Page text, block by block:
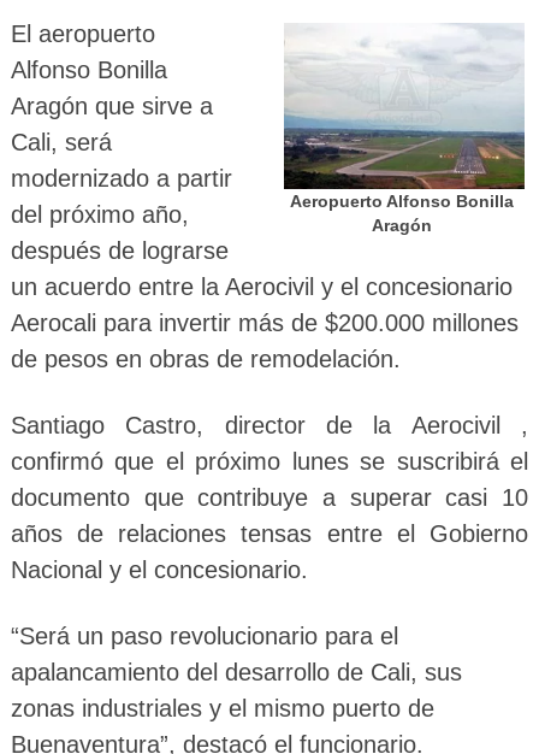
Aeropuerto Alfonso Bonilla
Aragón
El aeropuerto
Alfonso Bonilla
Aragón que sirve a
Cali, será
modernizado a partir
del próximo año,
después de lograrse
un acuerdo entre la Aerocivil y el concesionario
Aerocali para invertir más de $200.000 millones
de pesos en obras de remodelación.
Santiago Castro, director de la Aerocivil ,
confirmó que el próximo lunes se suscribirá el
documento que contribuye a superar casi 10
años de relaciones tensas entre el Gobierno
Nacional y el concesionario.
“Será un paso revolucionario para el
apalancamiento del desarrollo de Cali, sus
zonas industriales y el mismo puerto de
Buenaventura”, destacó el funcionario.